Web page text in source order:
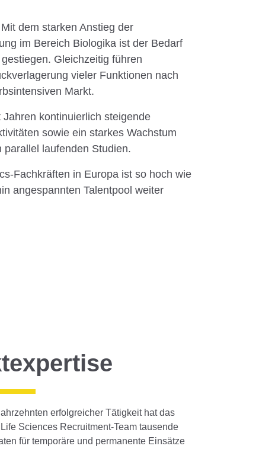
dem starken Anstieg der
im Bereich Biologika ist der Bedarf
Gleichzeitig führen
vieler Funktionen nach
Markt.
kontinuierlich steigende
sowie ein starkes Wachstum
laufenden Studien.
Fachkräften in Europa ist so hoch wie
angespannten Talentpool weiter
erfolgreicher Tätigkeit hat das
Sciences Recruitment-Team tausende
für temporäre und permanente Einsätze